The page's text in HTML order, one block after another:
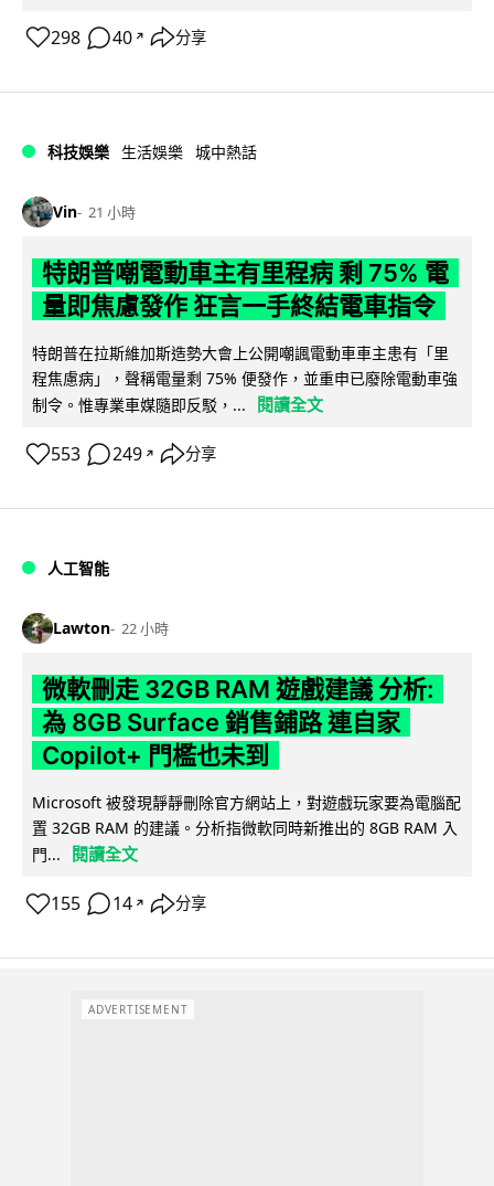
298 40 ↗ 分享
科技娛樂 生活娛樂 城中熱話
Vin 21 小時
特朗普嘲電動車主有里程病 剩 75% 電
量即焦慮發作 狂言一手終結電車指令
特朗普在拉斯維加斯造勢大會上公開嘲諷電動車車主患有「里
程焦慮病」，聲稱電量剩 75% 便發作，並重申已廢除電動車強
制令。惟專業車媒隨即反駁，...
閱讀全文
553 249 ↗ 分享
人工智能
Lawton 22 小時
微軟刪走 32GB RAM 遊戲建議 分析:
為 8GB Surface 銷售鋪路 連自家
Copilot+ 門檻也未到
Microsoft 被發現靜靜刪除官方網站上，對遊戲玩家要為電腦配
置 32GB RAM 的建議。分析指微軟同時新推出的 8GB RAM 入
門...
閱讀全文
155 14 ↗ 分享
ADVERTISEMENT